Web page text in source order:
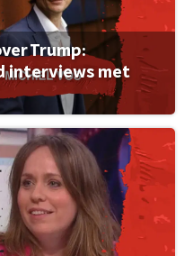
Trump:
interviews met